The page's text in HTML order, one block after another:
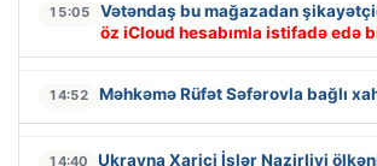
15:05 Vətəndaş bu mağazadan
öz iCloud hesabımla istifadə edə
14:52 Məhkəmə Rüfət Səfərovla bağlı
14:40 Ukrayna Xarici İşlər Nazirliyi